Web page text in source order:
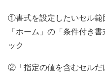
①書式を設定したいセル範
「ホーム」の「条件付き
ック
②「指定の値を含むセルだ